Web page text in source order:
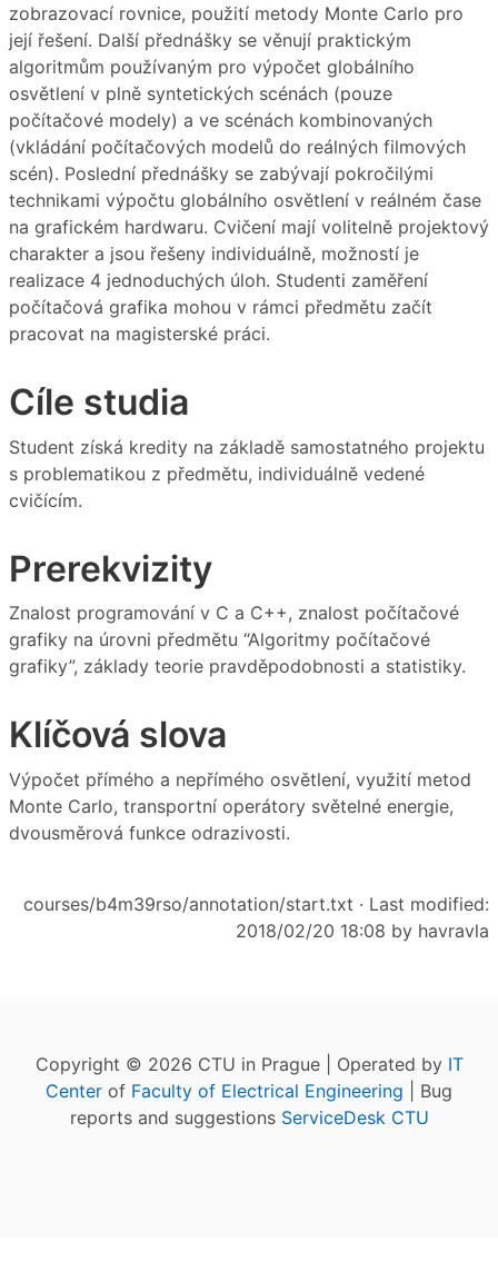
zobrazovací rovnice, použití metody Monte Carlo pro
její řešení. Další přednášky se věnují praktickým
algoritmům používaným pro výpočet globálního
osvětlení v plně syntetických scénách (pouze
počítačové modely) a ve scénách kombinovaných
(vkládání počítačových modelů do reálných filmových
scén). Poslední přednášky se zabývají pokročilými
technikami výpočtu globálního osvětlení v reálném čase
na grafickém hardwaru. Cvičení mají volitelně projektový
charakter a jsou řešeny individuálně, možností je
realizace 4 jednoduchých úloh. Studenti zaměření
počítačová grafika mohou v rámci předmětu začít
pracovat na magisterské práci.
Cíle studia
Student získá kredity na základě samostatného projektu
s problematikou z předmětu, individuálně vedené
cvičícím.
Prerekvizity
Znalost programování v C a C++, znalost počítačové
grafiky na úrovni předmětu “Algoritmy počítačové
grafiky”, základy teorie pravděpodobnosti a statistiky.
Klíčová slova
Výpočet přímého a nepřímého osvětlení, využití metod
Monte Carlo, transportní operátory světelné energie,
dvousměrová funkce odrazivosti.
courses/b4m39rso/annotation/start.txt · Last modified:
2018/02/20 18:08 by havravla
Copyright © 2026 CTU in Prague | Operated by IT
Center of Faculty of Electrical Engineering | Bug
reports and suggestions ServiceDesk CTU